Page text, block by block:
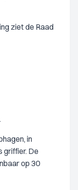
ziet de Raad
in
griffier. De
op 30